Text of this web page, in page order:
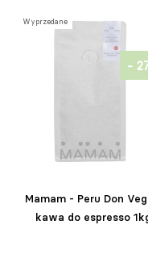
-
Wyprzedane
Mamam - Peru Don
kawa do espresso